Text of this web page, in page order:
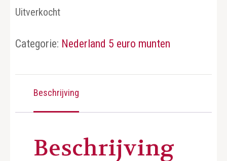
Uitverkocht
Categorie: Nederland 5 euro munten
Beschrijving
Beschrijving